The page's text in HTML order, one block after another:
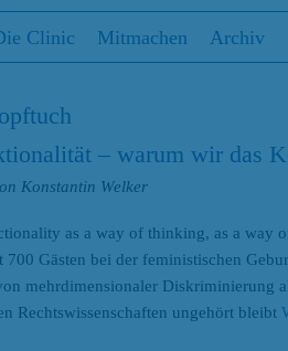
Clinic Mitmachen Archiv
– warum wir das
Konstantin Welker
as a way of thinking, as a way
700 Gästen bei der feministischen
mehrdimensionaler
Rechtswissenschaften ungehört bleibt